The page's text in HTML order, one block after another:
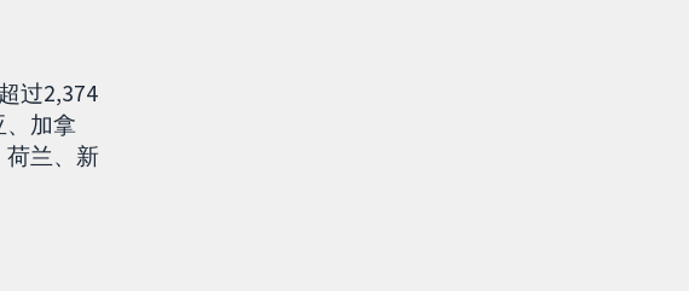
过2,374
、加拿
荷兰、新